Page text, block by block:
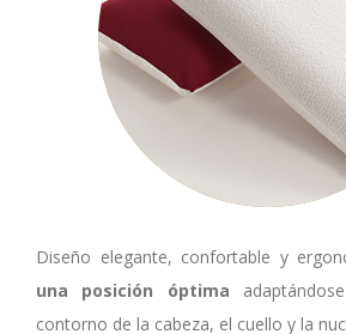
Diseño elegante, confortable y
una posición óptima
contorno de la cabeza, el cuello y la